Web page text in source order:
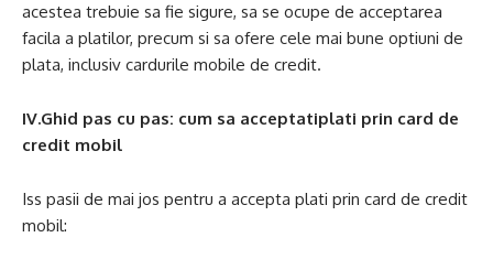
acestea trebuie sa fie sigure, sa se ocupe de acceptarea
facila a platilor, precum si sa ofere cele mai bune optiuni de
plata, inclusiv cardurile mobile de credit.
IV.Ghid pas cu pas: cum sa acceptatiplati prin card de
credit mobil
Iss pasii de mai jos pentru a accepta plati prin card de credit
mobil: